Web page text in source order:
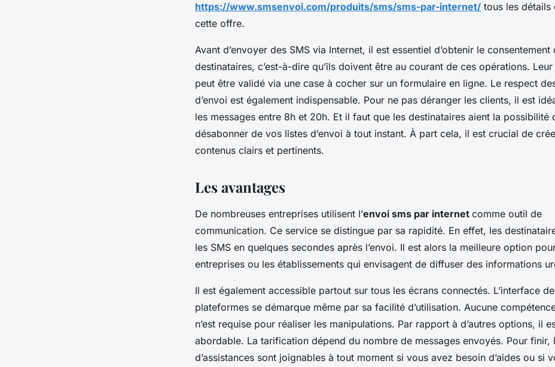
https://www.smsenvoi.com/produits/sms/sms-par-internet/ tous les détails
cette offre.
Avant d’envoyer des SMS via Internet, il est essentiel d’obtenir le consentement
destinataires, c’est-à-dire qu’ils doivent être au courant de ces opérations.
peut être validé via une case à cocher sur un formulaire en ligne. Le respect
d’envoi est également indispensable. Pour ne pas déranger les clients, il est
les messages entre 8h et 20h. Et il faut que les destinataires aient la possibilité
désabonner de vos listes d’envoi à tout instant. À part cela, il est crucial de
contenus clairs et pertinents.
Les avantages
De nombreuses entreprises utilisent l’envoi sms par internet comme outil de
communication. Ce service se distingue par sa rapidité. En effet, les
les SMS en quelques secondes après l’envoi. Il est alors la meilleure option
entreprises ou les établissements qui envisagent de diffuser des informations
Il est également accessible partout sur tous les écrans connectés. L’interface
plateformes se démarque même par sa facilité d’utilisation. Aucune
n’est requise pour réaliser les manipulations. Par rapport à d’autres options, il
abordable. La tarification dépend du nombre de messages envoyés. Pour finir,
d’assistances sont joignables à tout moment si vous avez besoin d’aides ou si